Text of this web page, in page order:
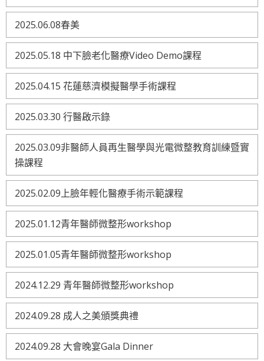
2025.06.08春美
2025.05.18 中下臉老化醫療Video Demo課程
2025.04.15 花蓮慈濟模擬醫學手術課程
2025.03.30 行醫啟示錄
2025.03.09非醫師人員再生醫學與光電微整教育訓練暨實
操課程
2025.02.09上臉年輕化醫療手術示範課程
2025.01.12青年醫師微整形workshop
2025.01.05青年醫師微整形workshop
2024.12.29 青年醫師微整形workshop
2024.09.28 成人之美頒獎典禮
2024.09.28 大會晚宴Gala Dinner